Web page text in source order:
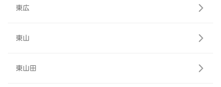
東広
東山
東山田